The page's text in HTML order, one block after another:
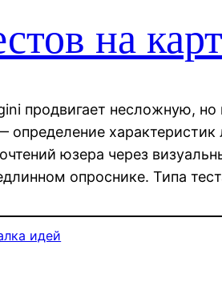
на
продвигает несложную, но
определение характеристик
юзера через
опроснике. Типа
идей